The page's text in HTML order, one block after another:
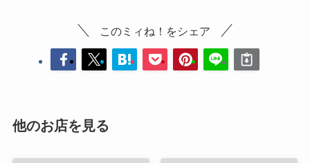
このミィね！をシェア
他のお店を見る